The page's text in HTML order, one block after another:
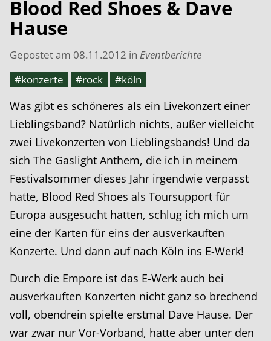
Blood Red Shoes & Dave
Hause
Gepostet am 08.11.2012 in Eventberichte
#konzerte
#rock
#köln
Was gibt es schöneres als ein Livekonzert einer
Lieblingsband? Natürlich nichts, außer vielleicht
zwei Livekonzerten von Lieblingsbands! Und da
sich The Gaslight Anthem, die ich in meinem
Festivalsommer dieses Jahr irgendwie verpasst
hatte, Blood Red Shoes als Toursupport für
Europa ausgesucht hatten, schlug ich mich um
eine der Karten für eins der ausverkauften
Konzerte. Und dann auf nach Köln ins E-Werk!
Durch die Empore ist das E-Werk auch bei
ausverkauften Konzerten nicht ganz so brechend
voll, obendrein spielte erstmal Dave Hause. Der
war zwar nur Vor-Vorband, hatte aber unter den